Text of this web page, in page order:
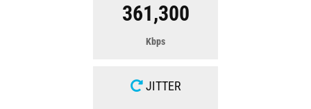
361,300
Kbps
JITTER